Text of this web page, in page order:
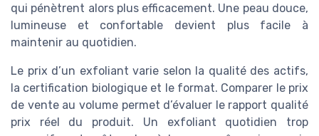
qui pénètrent alors plus efficacement. Une peau douce,
lumineuse et confortable devient plus facile à
maintenir au quotidien.
Le prix d’un exfoliant varie selon la qualité des actifs,
la certification biologique et le format. Comparer le prix
de vente au volume permet d’évaluer le rapport qualité
prix réel du produit. Un exfoliant quotidien trop